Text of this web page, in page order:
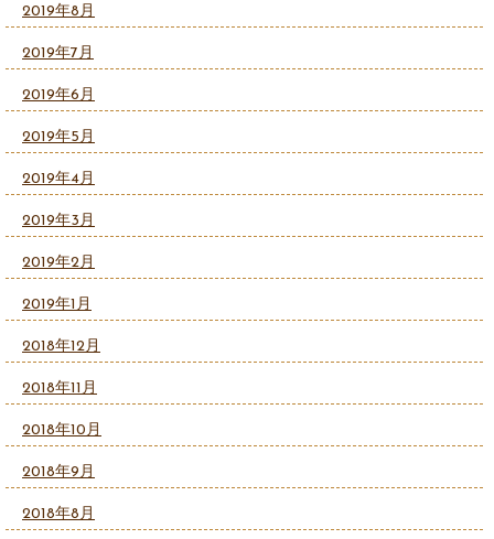
2019年8月
2019年7月
2019年6月
2019年5月
2019年4月
2019年3月
2019年2月
2019年1月
2018年12月
2018年11月
2018年10月
2018年9月
2018年8月